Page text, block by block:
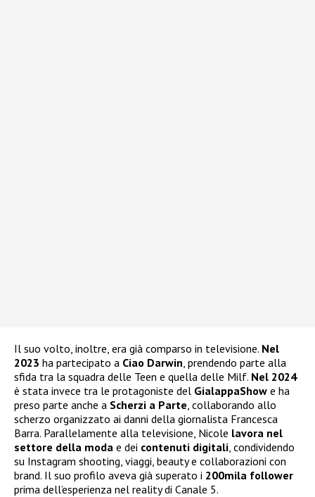
Il suo volto, inoltre, era già comparso in televisione. Nel
2023 ha partecipato a Ciao Darwin , prendendo parte alla
sfida tra la squadra delle Teen e quella delle Milf. Nel 2024
è stata invece tra le protagoniste del GialappaShow e ha
preso parte anche a Scherzi a Parte , collaborando allo
scherzo organizzato ai danni della giornalista Francesca
Barra. Parallelamente alla televisione, Nicole lavora nel
settore della moda e dei contenuti digitali , condividendo
su Instagram shooting, viaggi, beauty e collaborazioni con
brand. Il suo profilo aveva già superato i 200mila follower
prima dell’esperienza nel reality di Canale 5.